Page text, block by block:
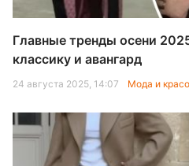
Главные тренды осени
классику и авангард
24 августа 2025, 14:07 Мода и